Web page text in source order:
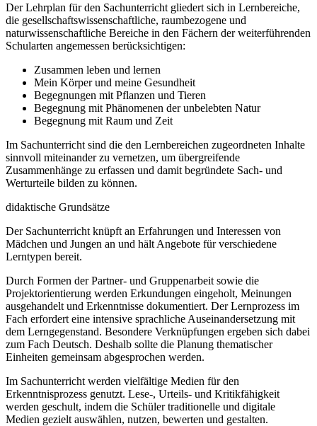
Der Lehrplan für den Sachunterricht gliedert sich in Lernbereiche,
die gesellschaftswissenschaftliche, raumbezogene und
naturwissenschaftliche Bereiche in den Fächern der weiterführenden
Schularten angemessen berücksichtigen:
Zusammen leben und lernen
Mein Körper und meine Gesundheit
Begegnungen mit Pflanzen und Tieren
Begegnung mit Phänomenen der unbelebten Natur
Begegnung mit Raum und Zeit
Im Sachunterricht sind die den Lernbereichen zugeordneten Inhalte
sinnvoll miteinander zu vernetzen, um übergreifende
Zusammenhänge zu erfassen und damit begründete Sach- und
Werturteile bilden zu können.
didaktische Grundsätze
Der Sachunterricht knüpft an Erfahrungen und Interessen von
Mädchen und Jungen an und hält Angebote für verschiedene
Lerntypen bereit.
Durch Formen der Partner- und Gruppenarbeit sowie die
Projektorientierung werden Erkundungen eingeholt, Meinungen
ausgehandelt und Erkenntnisse dokumentiert. Der Lernprozess im
Fach erfordert eine intensive sprachliche Auseinandersetzung mit
dem Lerngegenstand. Besondere Verknüpfungen ergeben sich dabei
zum Fach Deutsch. Deshalb sollte die Planung thematischer
Einheiten gemeinsam abgesprochen werden.
Im Sachunterricht werden vielfältige Medien für den
Erkenntnisprozess genutzt. Lese-, Urteils- und Kritikfähigkeit
werden geschult, indem die Schüler traditionelle und digitale
Medien gezielt auswählen, nutzen, bewerten und gestalten.